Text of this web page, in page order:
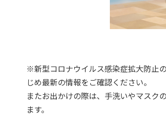
※新型コロナウイルス感染症拡大防止
じめ最新の情報をご確認ください。
またお出かけの際は、手洗いやマスク
ます。